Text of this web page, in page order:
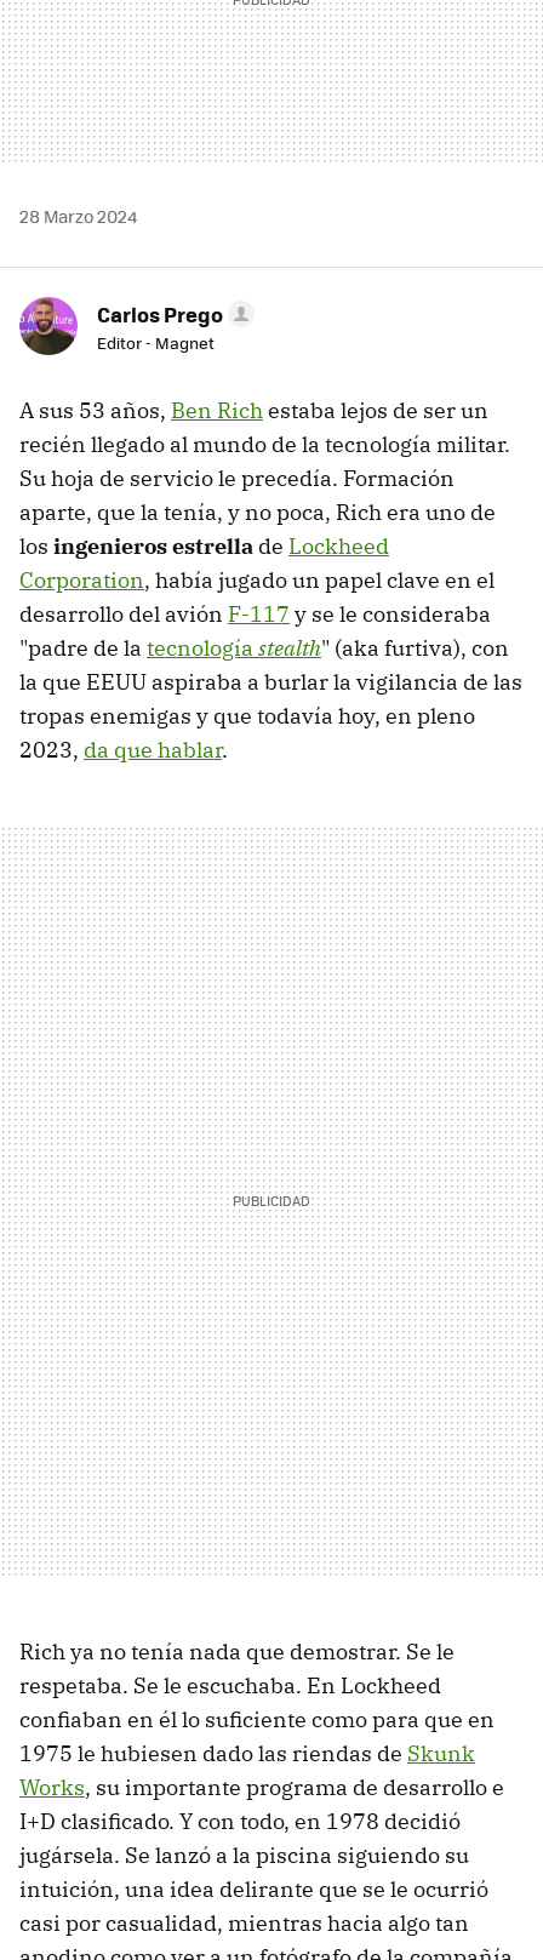
28 Marzo 2024
Carlos Prego
Editor - Magnet
A sus 53 años, Ben Richestaba lejos de ser un
recién llegado al mundo de la tecnología militar.
Su hoja de servicio le precedía. Formación
aparte, que la tenía, y no poca, Rich era uno de
los ingenieros estrella de Lockheed
Corporation, había jugado un papel clave en el
desarrollo del avión F-117 y se le consideraba
"padre de la tecnología stealth" (aka furtiva), con
la que EEUU aspiraba a burlar la vigilancia de las
tropas enemigas y que todavía hoy, en pleno
2023, da que hablar.
Rich ya no tenía nada que demostrar. Se le
respetaba. Se le escuchaba. En Lockheed
confiaban en él lo suficiente como para que en
1975 le hubiesen dado las riendas de Skunk
Works, su importante programa de desarrollo e
I+D clasificado. Y con todo, en 1978 decidió
jugársela. Se lanzó a la piscina siguiendo su
intuición, una idea delirante que se le ocurrió
casi por casualidad, mientras hacia algo tan